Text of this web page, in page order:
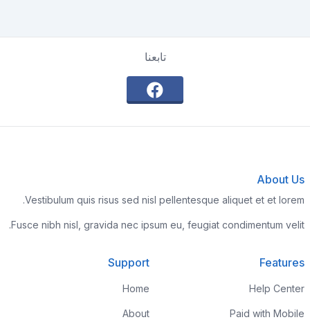
تابعنا
About Us
Vestibulum quis risus sed nisl pellentesque aliquet et et lorem.
Fusce nibh nisl, gravida nec ipsum eu, feugiat condimentum velit.
Features
Help Center
Paid with Mobile
Support
Home
About